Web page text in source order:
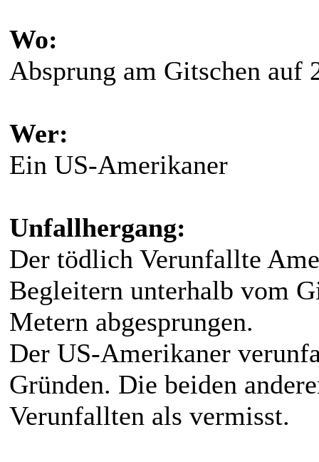
Wo:
Absprung am Gitschen
Wer:
Ein US-Amerikaner
Unfallhergang:
Der tödlich Verunfallte
Begleitern unterhalb vom
Metern abgesprungen.
Der US-Amerikaner
Gründen. Die beiden
Verunfallten als vermisst.